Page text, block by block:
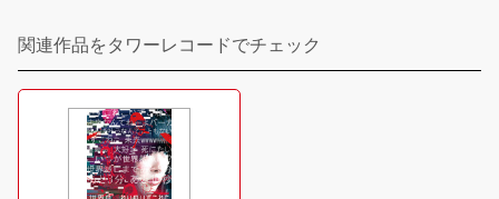
関連作品をタワーレコードでチェック